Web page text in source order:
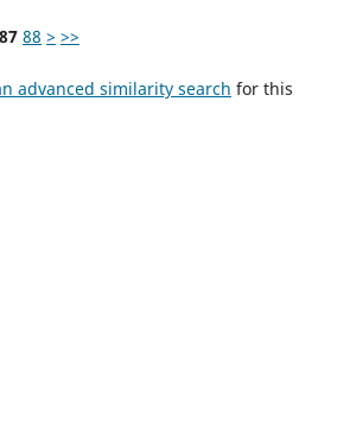
87 88 > >>
advanced similarity search for this